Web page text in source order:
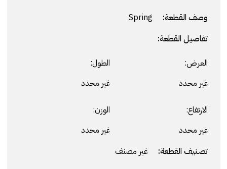
وصف القطعة:
تفاصيل القطعة:
العرض:
غير محدد
الطول:
غير محدد
الارتفاع:
غير محدد
الوزن:
غير محدد
تصنيف القطعة: غير مصنف